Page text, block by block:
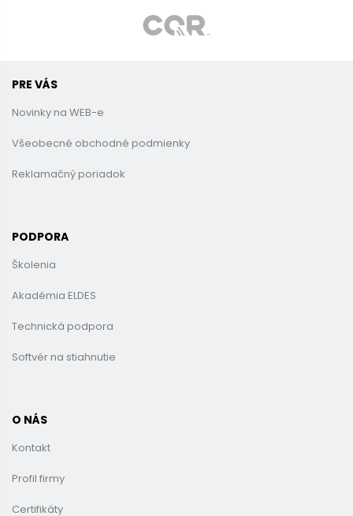
PRE VÁS
Novinky na WEB-e
Všeobecné obchodné podmienky
Reklamačný poriadok
PODPORA
Školenia
Akadémia ELDES
Technická podpora
Softvér na stiahnutie
O NÁS
Kontakt
Profil firmy
Certifikáty